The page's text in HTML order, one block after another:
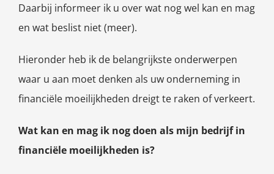
Daarbij informeer ik u over wat nog wel kan en mag
en wat beslist niet (meer).
Hieronder heb ik de belangrijkste onderwerpen
waar u aan moet denken als uw onderneming in
financiële moeilijkheden dreigt te raken of verkeert.
Wat kan en mag ik nog doen als mijn bedrijf in
financiële moeilijkheden is?